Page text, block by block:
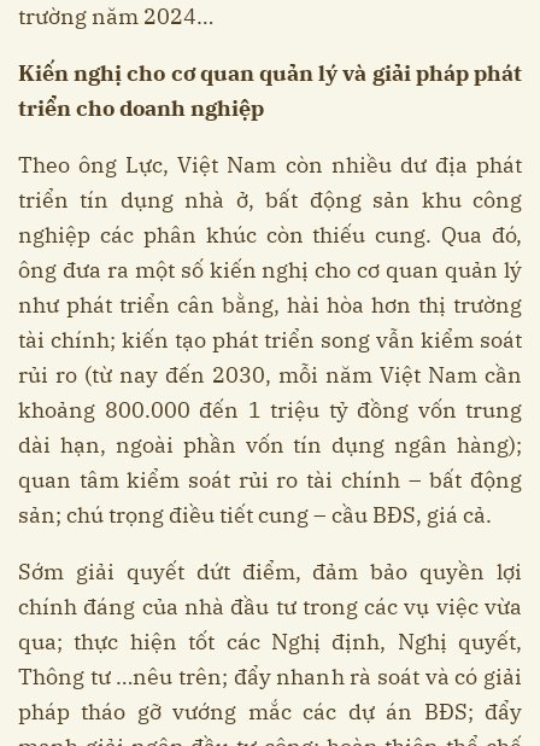
trường năm 2024…
Kiến nghị cho cơ quan quản lý và giải pháp phát
triển cho doanh nghiệp
Theo ông Lực, Việt Nam còn nhiều dư địa phát
triển tín dụng nhà ở, bất động sản khu công
nghiệp các phân khúc còn thiếu cung. Qua đó,
ông đưa ra một số kiến nghị cho cơ quan quản lý
như phát triển cân bằng, hài hòa hơn thị trường
tài chính; kiến tạo phát triển song vẫn kiểm soát
rủi ro (từ nay đến 2030, mỗi năm Việt Nam cần
khoảng 800.000 đến 1 triệu tỷ đồng vốn trung
dài hạn, ngoài phần vốn tín dụng ngân hàng);
quan tâm kiểm soát rủi ro tài chính – bất động
sản; chú trọng điều tiết cung – cầu BĐS, giá cả.
Sớm giải quyết dứt điểm, đảm bảo quyền lợi
chính đáng của nhà đầu tư trong các vụ việc vừa
qua; thực hiện tốt các Nghị định, Nghị quyết,
Thông tư …nêu trên; đẩy nhanh rà soát và có giải
pháp tháo gỡ vướng mắc các dự án BĐS; đẩy